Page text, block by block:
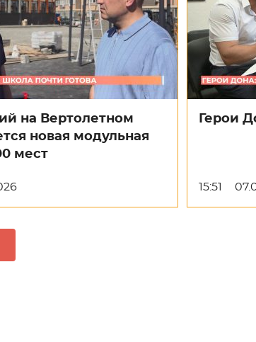
на Вертолетном
новая модульная
мест
Герои
15:51